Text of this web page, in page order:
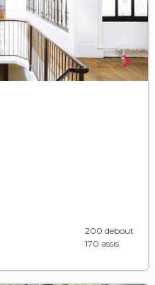
200 debout
170 assis